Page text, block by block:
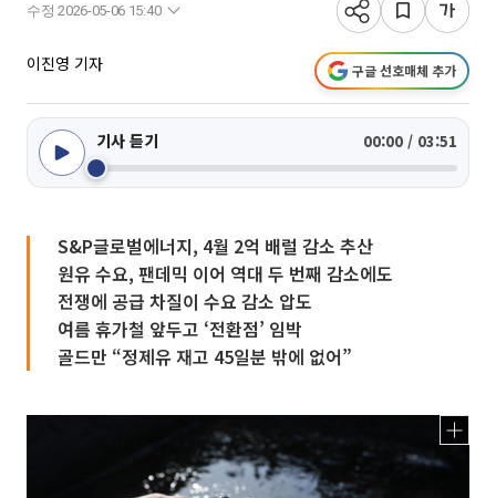
수정 2026-05-06 15:40
이진영 기자 구글 선호매체 추가
기사 듣기 00:00 / 03:51
S&P글로벌에너지, 4월 2억 배럴 감소 추산
원유 수요, 팬데믹 이어 역대 두 번째 감소에도
전쟁에 공급 차질이 수요 감소 압도
여름 휴가철 앞두고 ‘전환점’ 임박
골드만 “정제유 재고 45일분 밖에 없어”